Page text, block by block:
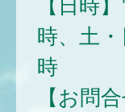
時、土
時
【お問合